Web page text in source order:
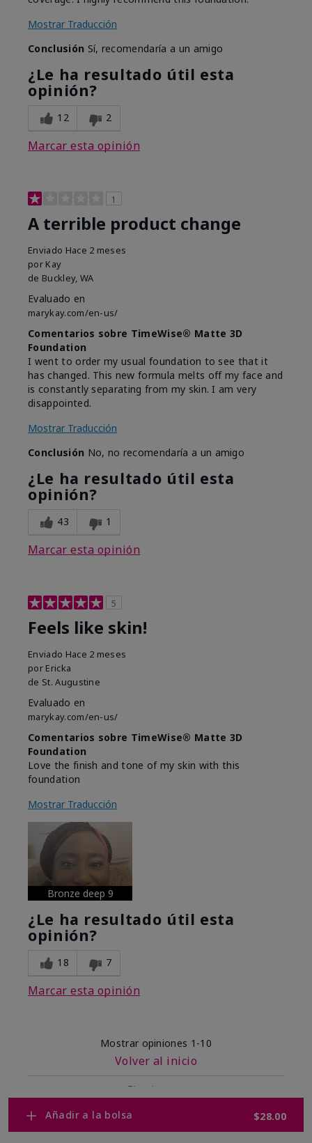
Añadir a la bolsa $28.00
Mostrar Traducción
Conclusión Sí, recomendaría a un amigo
¿Le ha resultado útil esta
opinión?
12 2
Marcar esta opinión
1
A terrible product change
Enviado Hace 2 meses
por Kay
de Buckley, WA
Evaluado en
marykay.com/en-us/
Comentarios sobre TimeWise® Matte 3D
Foundation
I went to order my usual foundation to see that it
has changed. This new formula melts off my face and
is constantly separating from my skin. I am very
disappointed.
Mostrar Traducción
Conclusión No, no recomendaría a un amigo
¿Le ha resultado útil esta
opinión?
43 1
Marcar esta opinión
5
Feels like skin!
Enviado Hace 2 meses
por Ericka
de St. Augustine
Evaluado en
marykay.com/en-us/
Comentarios sobre TimeWise® Matte 3D
Foundation
Love the finish and tone of my skin with this
foundation
Mostrar Traducción
Bronze deep 9
¿Le ha resultado útil esta
opinión?
18 7
Marcar esta opinión
Mostrar opiniones 1-10
Volver al inicio
Siguiente